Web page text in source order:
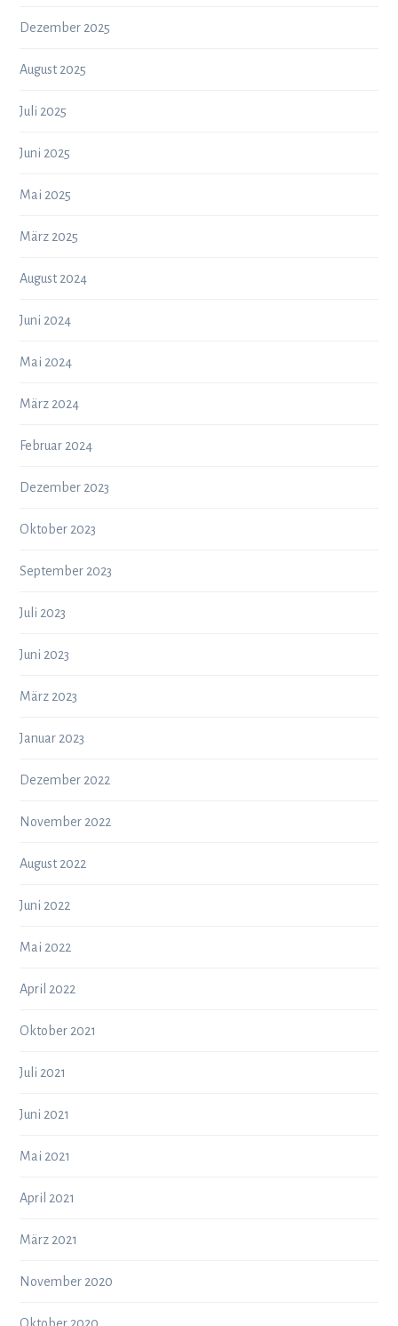
Dezember 2025
August 2025
Juli 2025
Juni 2025
Mai 2025
März 2025
August 2024
Juni 2024
Mai 2024
März 2024
Februar 2024
Dezember 2023
Oktober 2023
September 2023
Juli 2023
Juni 2023
März 2023
Januar 2023
Dezember 2022
November 2022
August 2022
Juni 2022
Mai 2022
April 2022
Oktober 2021
Juli 2021
Juni 2021
Mai 2021
April 2021
März 2021
November 2020